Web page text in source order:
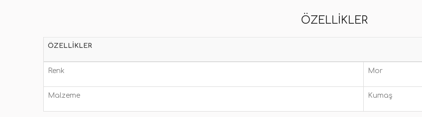
ÖZELLIKLER
ÖZELLIKLER
Renk Mor
Malzeme Kumaş